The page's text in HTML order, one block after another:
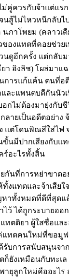
ม่คู่ควรกับจ้าแต่แร
นสู้ไม่ไหวหนีกลับไ
ภาโพยม (คลาวเ
ของแทตที่คอยช่ว
ดูอีกครั้ง แต่กลับม
า อิงลิช) โผล่มาแ
การแก้แค้น ตนที่อ
และแพนตบตีกันนัว
กไม่ต้องมายุ่งกับ
ลายเป็นอดีตอย่าง
แต่โดนพิณสีใส่ไฟ
นมีปากเสียงกับแ
ร์อะไรทั้งสิ้น
กันที่การหย่าขาดอ
งแทตและจ้าเสียใ
าทั้งหมดที่ดีที่สุดแ
ไว้ ได้ถูกระบายอ
ทตติยา ผู้ใสซื่อแล
แทตคนใหม่ที่ขอมู
รับการสนับสนุนจ
ยังเหมือนกับทะเ
ายุลูกใหม่คืออะไร